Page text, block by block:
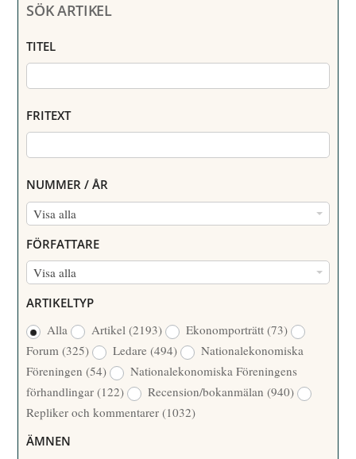
SÖK ARTIKEL
TITEL
FRITEXT
NUMMER / ÅR
Visa alla
N
M
M
/
Å
R
FÖRFATTARE
Visa alla
R
F
A
T
T
A
R
ARTIKELTYP
Alla
Artikel(2193) Ekonomporträtt(73)
Forum(325) Ledare(494)
Nationalekonomiska
Föreningen(54)
Nationalekonomiska Föreningens
förhandlingar(122) Recension/bokanmälan(940)
Repliker och kommentarer(1032)
ÄMNEN